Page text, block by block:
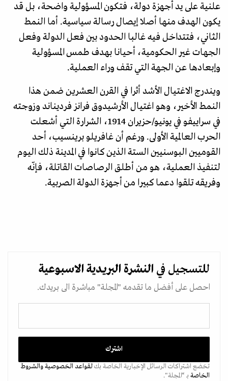
علنية على يد أجهزة دولة، فتكون المسؤولية واضحة، بل قد
يكون الهدف منها أصلا إيصال رسالة سياسية. أما النمط
الثاني، فتتداخل فيه غالبا الحدود بين فعل الدولة وفعل
الجهات غير الحكومية، أحيانا بهدف طمس المسؤولية
وإبعادها عن الجهة التي تقف وراء العملية.
ويندرج الاغتيال الأشد أثرا في القرن العشرين ضمن هذا
النمط الأخير، وهو اغتيال الأرشيدوق فرانز فرديناند وزوجته
في سراييفو في يونيو/حزيران 1914، الشرارة التي أشعلت
الحرب العالمية الأولى. ورغم أن غافريلو برينسيب، أحد
القوميين البوسنيين الستة الذين كانوا في المدينة ذلك اليوم
لتنفيذ العملية، هو من أطلق الرصاصات القاتلة، فإنّه
وفريقه تلقوا دعما كبيرا من أجهزة الدولة الصربية.
للتسجيل في النشرة البريدية الاسبوعية
احصل على أفضل ما تقدمه "المجلة" مباشرة الى بريدك.
تخضع اشتراكات الرسائل الإخبارية الخاصة بكلقواعد الخصوصيةوالشروط
الخاصة بـ “المجلة".